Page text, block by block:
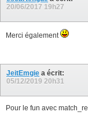
11
20/06/2017 19h27
Merci également
JeitEmgie a écrit:
05/12/2019 20h31
Pour le fun avec